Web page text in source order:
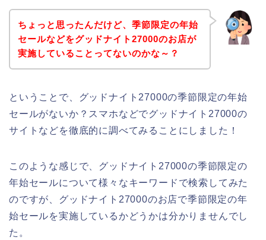
ちょっと思ったんだけど、季節限定の年始
セールなどをグッドナイト27000のお店が
実施していることってないのかな～？
ということで、グッドナイト27000の季節限定の年始
セールがないか？スマホなどでグッドナイト27000の
サイトなどを徹底的に調べてみることにしました！
このような感じで、グッドナイト27000の季節限定の
年始セールについて様々なキーワードで検索してみた
のですが、グッドナイト27000のお店で季節限定の年
始セールを実施しているかどうかは分かりませんでし
た。